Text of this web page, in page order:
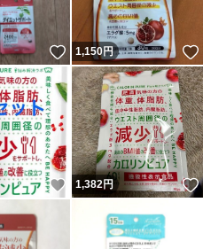
いいね！
1,150円
いいね！
1,382円